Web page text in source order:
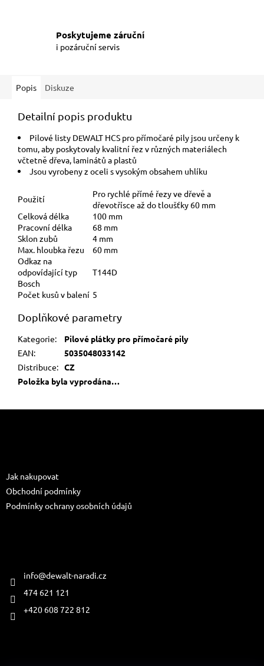
Poskytujeme záruční
i pozáruční servis
Popis Diskuze
Detailní popis produktu
Pilové listy DEWALT HCS pro přímočaré pily jsou určeny k
tomu, aby poskytovaly kvalitní řez v různých materiálech
včtetně dřeva, laminátů a plastů
Jsou vyrobeny z oceli s vysokým obsahem uhlíku
Použití
Pro rychlé přímé řezy ve dřevě a
dřevotřísce až do tloušťky 60 mm
Celková délka
100 mm
Pracovní délka
68 mm
Sklon zubů
4 mm
Max. hloubka řezu
60 mm
Odkaz na
odpovídající typ
Bosch
T144D
Počet kusů v balení 5
Doplňkové parametry
Kategorie:
Pilové plátky pro přímočaré pily
EAN:
5035048033142
Distribuce: CZ
Položka byla vyprodána…
Jak nakupovat
Obchodní podmínky
Podmínky ochrany osobních údajů
info@dewalt-naradi.cz
474 621 121
+420 608 722 812